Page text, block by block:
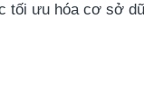
tối ưu hóa cơ sở